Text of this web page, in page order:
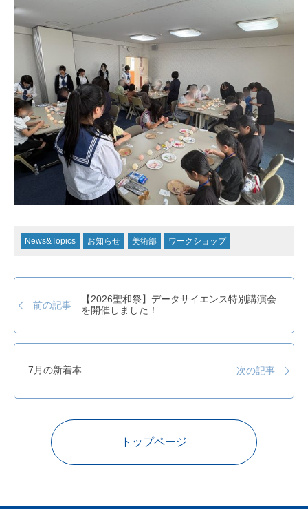
News&Topics お知らせ 美術部 ワークショップ
前の記事
【2026聖和祭】データサイエンス特別講演会
を開催しました！
7月の新着本 次の記事
トップページ